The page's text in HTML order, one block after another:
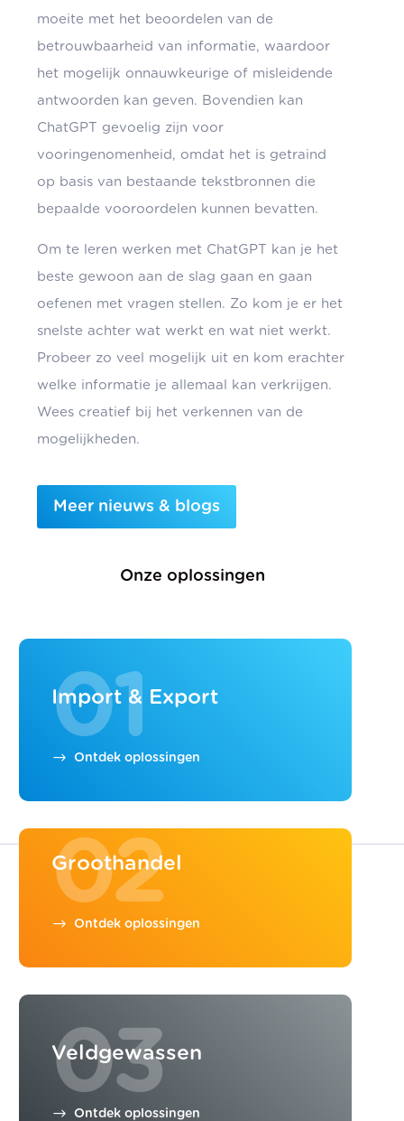
moeite met het beoordelen van de
betrouwbaarheid van informatie, waardoor
het mogelijk onnauwkeurige of misleidende
antwoorden kan geven. Bovendien kan
ChatGPT gevoelig zijn voor
vooringenomenheid, omdat het is getraind
op basis van bestaande tekstbronnen die
bepaalde vooroordelen kunnen bevatten.
Om te leren werken met ChatGPT kan je het
beste gewoon aan de slag gaan en gaan
oefenen met vragen stellen. Zo kom je er het
snelste achter wat werkt en wat niet werkt.
Probeer zo veel mogelijk uit en kom erachter
welke informatie je allemaal kan verkrijgen.
Wees creatief bij het verkennen van de
mogelijkheden.
Meer nieuws & blogs
Onze oplossingen
Import & Export
01
Ontdek oplossingen
Groothandel
02
Ontdek oplossingen
Veldgewassen
03
Ontdek oplossingen